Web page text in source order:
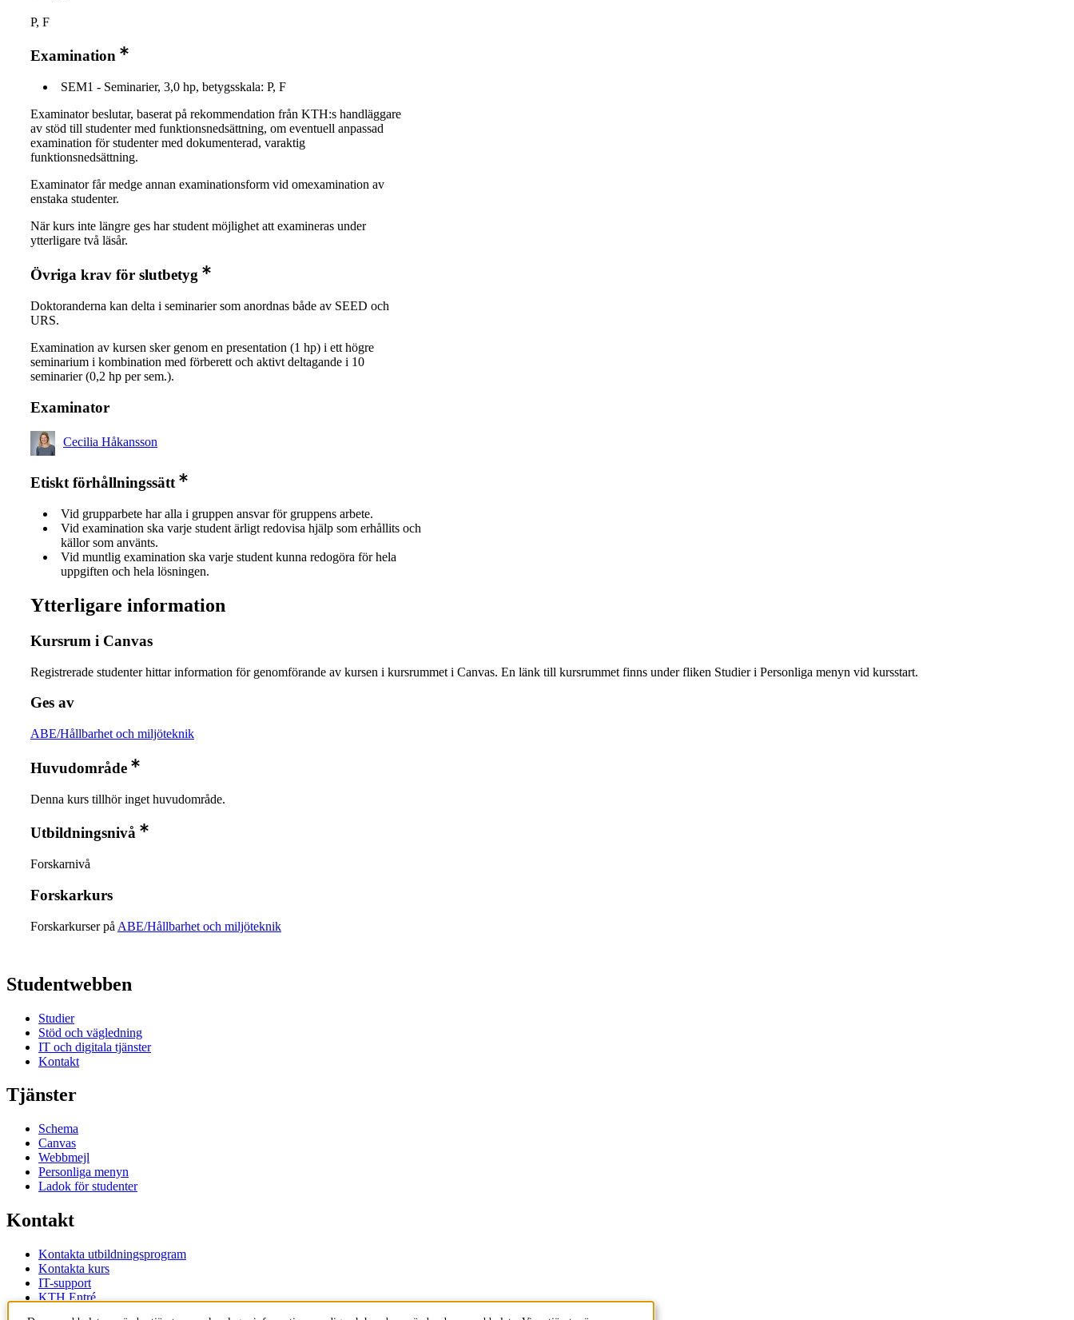
P, F
Examination
SEM1 - Seminarier, 3,0 hp, betygsskala: P, F
Examinator beslutar, baserat på rekommendation från KTH:s handläggare
av stöd till studenter med funktionsnedsättning, om eventuell anpassad
examination för studenter med dokumenterad, varaktig
funktionsnedsättning.
Examinator får medge annan examinationsform vid omexamination av
enstaka studenter.
När kurs inte längre ges har student möjlighet att examineras under
ytterligare två läsår.
Övriga krav för slutbetyg
Doktoranderna kan delta i seminarier som anordnas både av SEED och
URS.
Examination av kursen sker genom en presentation (1 hp) i ett högre
seminarium i kombination med förberett och aktivt deltagande i 10
seminarier (0,2 hp per sem.).
Examinator
Cecilia Håkansson
Etiskt förhållningssätt
Vid grupparbete har alla i gruppen ansvar för gruppens arbete.
Vid examination ska varje student ärligt redovisa hjälp som erhållits och
källor som använts.
Vid muntlig examination ska varje student kunna redogöra för hela
uppgiften och hela lösningen.
Ytterligare information
Kursrum i Canvas
Registrerade studenter hittar information för genomförande av kursen i kursrummet i Canvas. En länk till kursrummet finns under fliken Studier i Personliga menyn vid kursstart.
Ges av
ABE/Hållbarhet och miljöteknik
Huvudområde
Denna kurs tillhör inget huvudområde.
Utbildningsnivå
Forskarnivå
Forskarkurs
Forskarkurser på ABE/Hållbarhet och miljöteknik
Studentwebben
Studier
Stöd och vägledning
IT och digitala tjänster
Kontakt
Tjänster
Schema
Canvas
Webbmejl
Personliga menyn
Ladok för studenter
Kontakt
Kontakta utbildningsprogram
Kontakta kurs
IT-support
KTH Entré